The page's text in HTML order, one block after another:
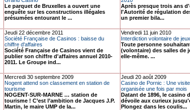
Le parquet de Bruxelles a ouvert une
enquête sur les constructions illégales
présumées entourant le ...
Après presque trois ans
l'Autorité de régulation
un premier bila...
Jeudi 22 décembre 2011
Société Française de Casinos : baisse du
chiffre d'affaires
Société Française de Casinos vient de
publier son chiffre d'affaires annuel 2010-
2011. Le Groupe ind...
Vendredi 11 juin 2010
Interdiction volontaire de jeux
Toute personne
(volontaire) des salles de
elle-même. ...
Mercredi 30 septembre 2009
Nogent attend son classement en station de
tourisme
NOGENT-SUR-MARNE … station de
tourisme ! C’est l’ambition de Jacques J.P.
Martin, le maire UMP de la...
Jeudi 20 août 2009
Casino de Pornic : Une
organisée une fois par mois
Datant de 1896, le casino
dévoile aux curieux
Plongez dans les coulis...